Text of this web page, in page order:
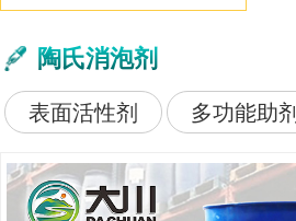
陶氏消泡剂
表面活性剂 多功能助剂